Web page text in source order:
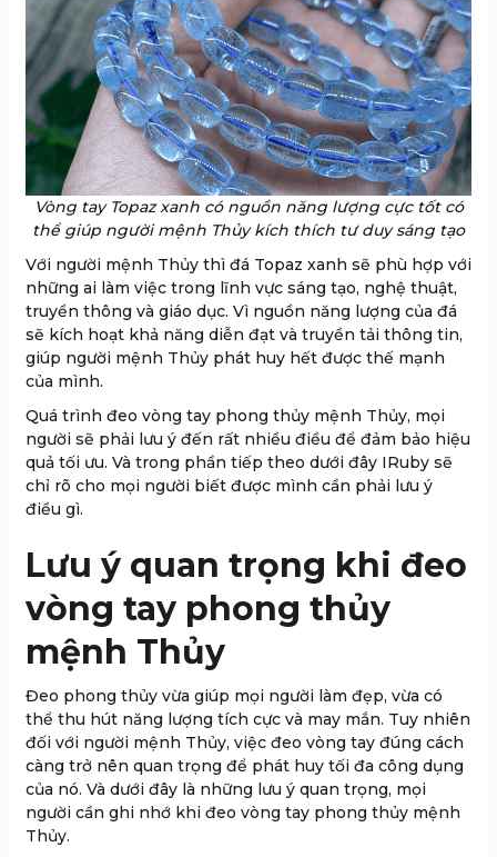
Vòng tay Topaz xanh có nguồn năng lượng cực tốt có
thể giúp người mệnh Thủy kích thích tư duy sáng tạo
Với người mệnh Thủy thì đá Topaz xanh sẽ phù hợp với
những ai làm việc trong lĩnh vực sáng tạo, nghệ thuật,
truyền thông và giáo dục. Vì nguồn năng lượng của đá
sẽ kích hoạt khả năng diễn đạt và truyền tải thông tin,
giúp người mệnh Thủy phát huy hết được thế mạnh
của mình.
Quá trình đeo vòng tay phong thủy mệnh Thủy, mọi
người sẽ phải lưu ý đến rất nhiều điều để đảm bảo hiệu
quả tối ưu. Và trong phần tiếp theo dưới đây IRuby sẽ
chỉ rõ cho mọi người biết được mình cần phải lưu ý
điều gì.
Lưu ý quan trọng khi đeo
vòng tay phong thủy
mệnh Thủy
Đeo phong thủy vừa giúp mọi người làm đẹp, vừa có
thể thu hút năng lượng tích cực và may mắn. Tuy nhiên
đối với người mệnh Thủy, việc đeo vòng tay đúng cách
càng trở nên quan trọng để phát huy tối đa công dụng
của nó. Và dưới đây là những lưu ý quan trọng, mọi
người cần ghi nhớ khi đeo vòng tay phong thủy mệnh
Thủy.